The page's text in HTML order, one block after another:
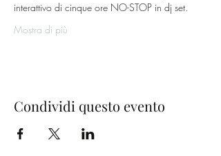
interattivo di cinque ore NO-STOP in dj set.
Mostra di più
Condividi questo evento